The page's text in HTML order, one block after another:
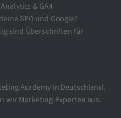
& GA4
SEO und Google?
sind Überschriften für
Academy in Deutschland.
wir Marketing-Experten aus.